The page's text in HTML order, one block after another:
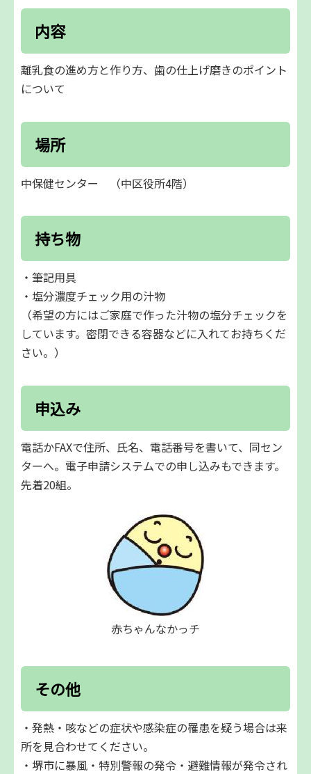
内容
離乳食の進め方と作り方、歯の仕上げ磨きのポイント
について
場所
中保健センター （中区役所4階）
持ち物
・筆記用具
・塩分濃度チェック用の汁物
（希望の方にはご家庭で作った汁物の塩分チェックを
しています。密閉できる容器などに入れてお持ちくだ
さい。）
申込み
電話かFAXで住所、氏名、電話番号を書いて、同セン
ターへ。電子申請システムでの申し込みもできます。
先着20組。
赤ちゃんなかっチ
その他
・発熱・咳などの症状や感染症の罹患を疑う場合は来
所を見合わせてください。
・堺市に暴風・特別警報の発令・避難情報が発令され